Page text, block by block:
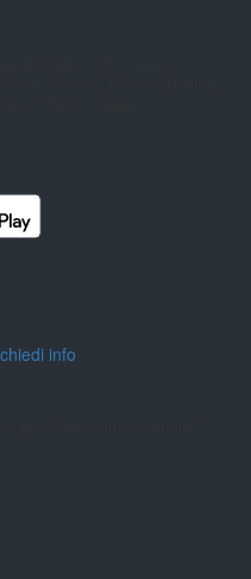
info